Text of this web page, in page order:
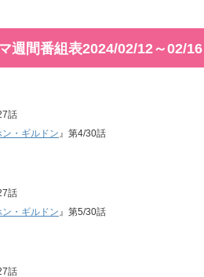
週間番組表2024/02/12～02/16
話
・ギルドン』第4/30話
話
・ギルドン』第5/30話
話